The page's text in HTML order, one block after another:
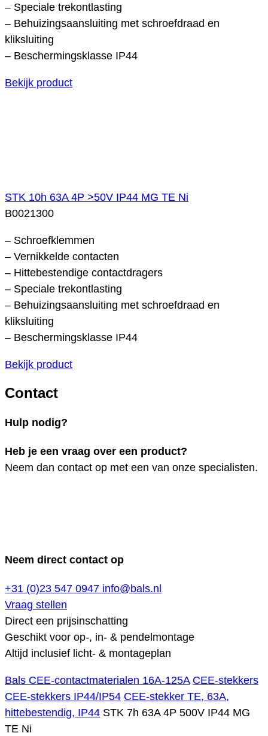
– Speciale trekontlasting
– Behuizingsaansluiting met schroefdraad en
kliksluiting
– Beschermingsklasse IP44
Bekijk product
STK 10h 63A 4P >50V IP44 MG TE Ni
B0021300
– Schroefklemmen
– Vernikkelde contacten
– Hittebestendige contactdragers
– Speciale trekontlasting
– Behuizingsaansluiting met schroefdraad en
kliksluiting
– Beschermingsklasse IP44
Bekijk product
Contact
Hulp nodig?
Heb je een vraag over een product?
Neem dan contact op met een van onze specialisten.
Neem direct contact op
+31 (0)23 547 0947 info@bals.nl
Vraag stellen
Direct een prijsinschatting
Geschikt voor op-, in- & pendelmontage
Altijd inclusief licht- & montageplan
Bals CEE-contactmaterialen 16A-125A CEE-stekkers
CEE-stekkers IP44/IP54 CEE-stekker TE, 63A,
hittebestendig, IP44 STK 7h 63A 4P 500V IP44 MG
TE Ni